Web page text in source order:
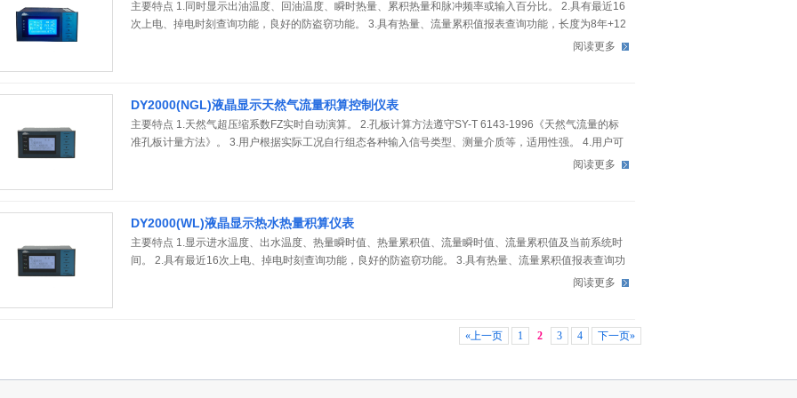
主要特点 1.同时显示出油温度、回油温度、瞬时热量、累积热量和脉冲频率或输入百分比。 2.具有最近16
次上电、掉电时刻查询功能，良好的防盗窃功能。 3.具有热量、流量累积值报表查询功能，长度为8年+12
月+31天+24小时。 4.具有报警时刻查询功能，每组最多21个报警记录项，共两组。 5.温度传感器阅读更多
DY2000(NGL)液晶显示天然气流量积算控制仪表
主要特点 1.天然气超压缩系数FZ实时自动演算。 2.孔板计算方法遵守SY-T 6143-1996《天然气流量的标
准孔板计量方法》。 3.用户根据实际工况自行组态各种输入信号类型、测量介质等，适用性强。 4.用户可
自行设定小信号切除。 5.温度、压力传感器断线时可自行进入预置定补偿。 6.可选择温度、压力自动补偿
阅读更多
DY2000(WL)液晶显示热水热量积算仪表
主要特点 1.显示进水温度、出水温度、热量瞬时值、热量累积值、流量瞬时值、流量累积值及当前系统时
间。 2.具有最近16次上电、掉电时刻查询功能，良好的防盗窃功能。 3.具有热量、流量累积值报表查询功
能，长度为8年+12月+31天+24小时。 4.具有继电器报警时刻查询功能，两路报警分别最多21个报警时间
阅读更多
«上一页 1 2 3 4 下一页»